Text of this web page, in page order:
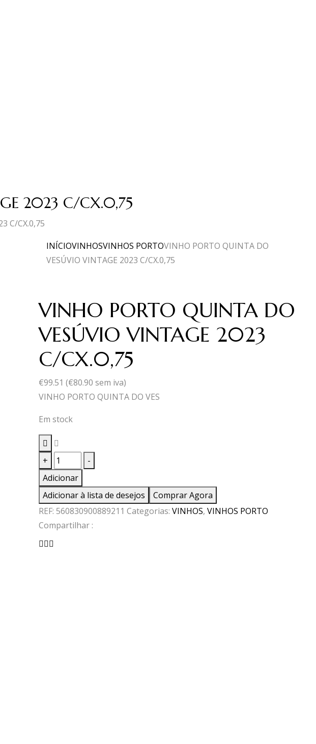
2023 C/CX.0,75
C/CX.0,75
INÍCIOVINHOSVINHOS PORTOVINHO PORTO QUINTA DO
VESÚVIO VINTAGE 2023 C/CX.0,75
VINHO PORTO QUINTA DO
VESÚVIO VINTAGE 2023
C/CX.0,75
€99.51 (€80.90 sem iva)
VINHO PORTO QUINTA DO VES
Em stock
+
Quantidade
de
VINHO
PORTO
QUINTA
DO
-
Adicionar
Adicionar à lista de desejos
Comprar Agora
REF: 560830900889211 Categorias: VINHOS, VINHOS PORTO
Compartilhar :